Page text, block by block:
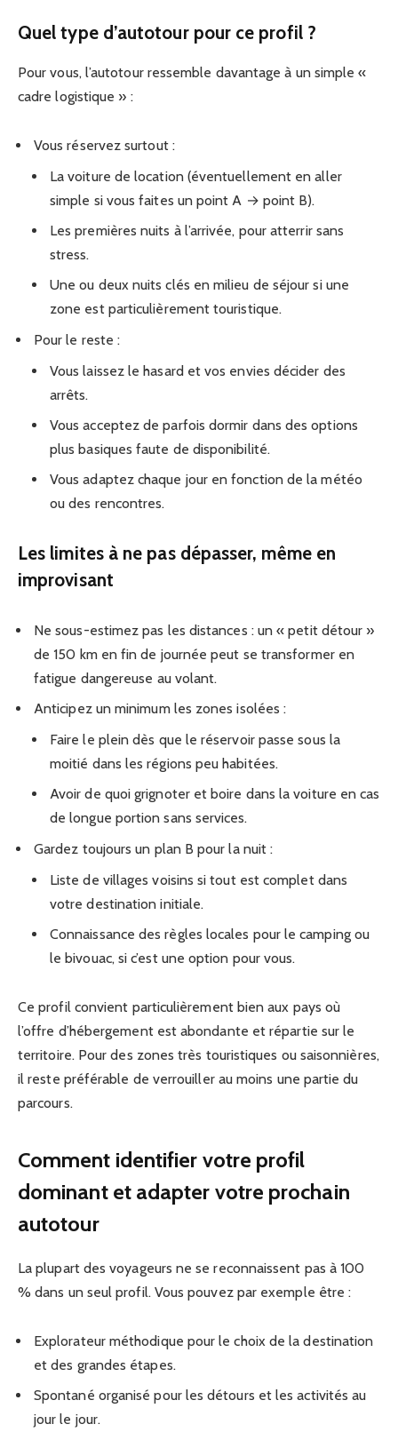
Quel type d’autotour pour ce profil ?
Pour vous, l’autotour ressemble davantage à un simple «
cadre logistique » :
Vous réservez surtout :
La voiture de location (éventuellement en aller
simple si vous faites un point A → point B).
Les premières nuits à l’arrivée, pour atterrir sans
stress.
Une ou deux nuits clés en milieu de séjour si une
zone est particulièrement touristique.
Pour le reste :
Vous laissez le hasard et vos envies décider des
arrêts.
Vous acceptez de parfois dormir dans des options
plus basiques faute de disponibilité.
Vous adaptez chaque jour en fonction de la météo
ou des rencontres.
Les limites à ne pas dépasser, même en
improvisant
Ne sous-estimez pas les distances : un « petit détour »
de 150 km en fin de journée peut se transformer en
fatigue dangereuse au volant.
Anticipez un minimum les zones isolées :
Faire le plein dès que le réservoir passe sous la
moitié dans les régions peu habitées.
Avoir de quoi grignoter et boire dans la voiture en cas
de longue portion sans services.
Gardez toujours un plan B pour la nuit :
Liste de villages voisins si tout est complet dans
votre destination initiale.
Connaissance des règles locales pour le camping ou
le bivouac, si c’est une option pour vous.
Ce profil convient particulièrement bien aux pays où
l’offre d’hébergement est abondante et répartie sur le
territoire. Pour des zones très touristiques ou saisonnières,
il reste préférable de verrouiller au moins une partie du
parcours.
Comment identifier votre profil
dominant et adapter votre prochain
autotour
La plupart des voyageurs ne se reconnaissent pas à 100
% dans un seul profil. Vous pouvez par exemple être :
Explorateur méthodique pour le choix de la destination
et des grandes étapes.
Spontané organisé pour les détours et les activités au
jour le jour.